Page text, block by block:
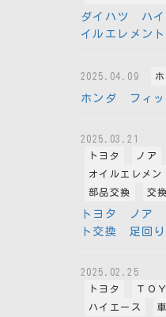
ダイハツ ハ
イルエレメン
2025.04.09
ホンダ フィ
2025.03.21
トヨタ
ノア
オイルエレメン
部品交換
交換
トヨタ ノア
ト交換 足回
2025.02.25
トヨタ
ＴＯ
ハイエース